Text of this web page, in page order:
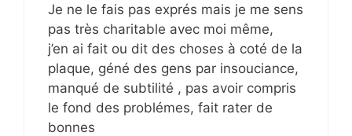
Je ne le fais pas exprés mais je me sens
pas très charitable avec moi même,
j’en ai fait ou dit des choses à coté de la
plaque, géné des gens par insouciance,
manqué de subtilité , pas avoir compris
le fond des problémes, fait rater de
bonnes